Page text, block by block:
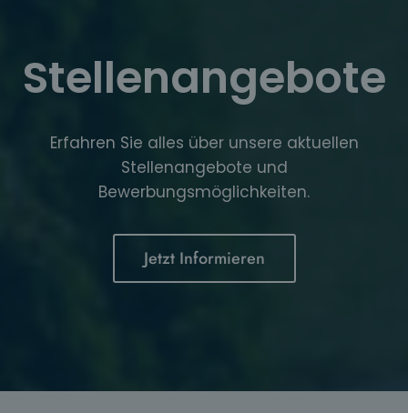
Stellenangebote
Erfahren Sie alles über unsere aktuellen
Stellenangebote und
Bewerbungsmöglichkeiten.
Jetzt Informieren